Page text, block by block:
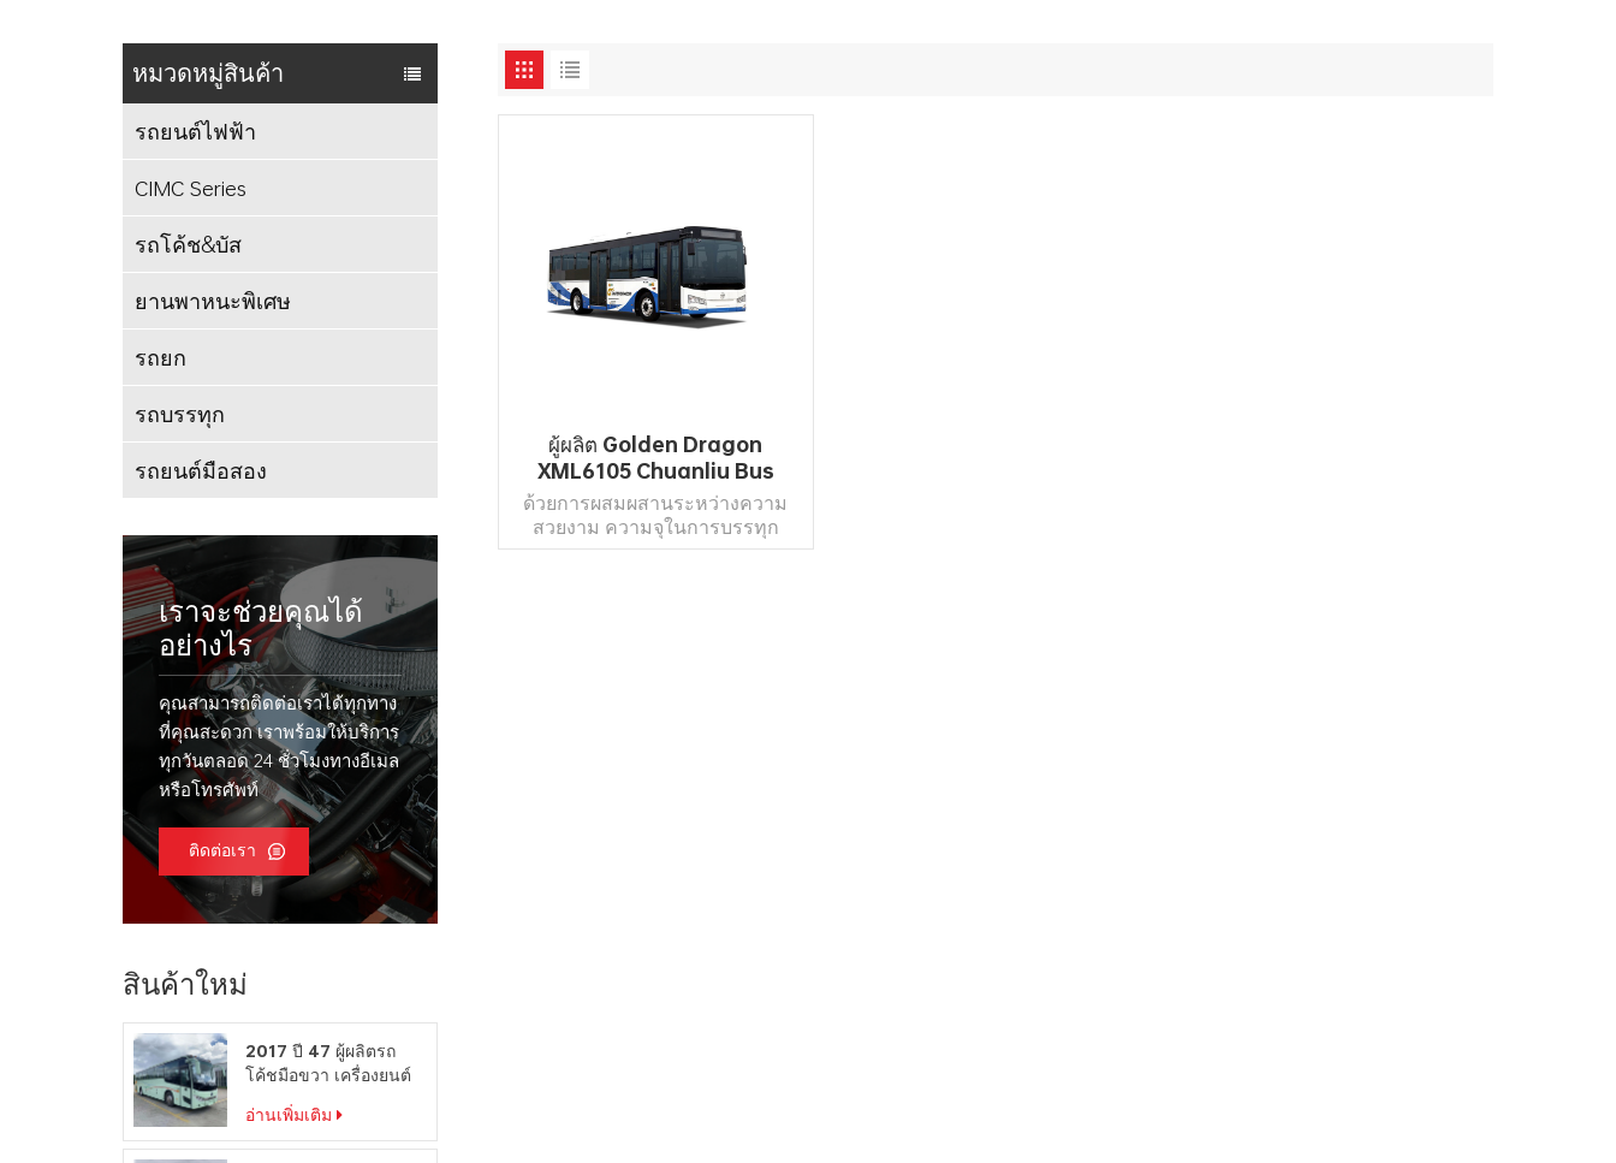
หมวดหมู่สินค้า
รถยนต์ไฟฟ้า
CIMC Series
รถโค้ช&บัส
ยานพาหนะพิเศษ
รถยก
รถบรรทุก
รถยนต์มือสอง
เราจะช่วยคุณได้
อย่างไร
คุณสามารถติดต่อเราได้ทุกทาง
ที่คุณสะดวก เราพร้อมให้บริการ
ทุกวันตลอด 24 ชั่วโมงทางอีเมล
หรือโทรศัพท์
ติดต่อเรา
สินค้าใหม่
2017 ปี 47 ผู้ผลิตรถ
โค้ชมือขวา เครื่องยนต์
ดีเซล Bus
อ่านเพิ่มเติม
ผู้ผลิต Golden Dragon
XML6105 Chuanliu Bus
Electric Coach Passenger
ด้วยการผสมผสานระหว่างความ
สวยงาม ความจุในการบรรทุก
ขนาดใหญ่ และการประหยัด